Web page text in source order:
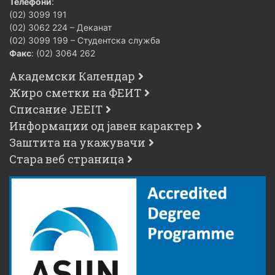
4ФЕИТ05034
Системи за
машински вид
4ФЕИТ05028
системи со
микроконтролери
4ФЕИТ05027
системи со
аналогни и
комбинирани
сигнали
4ФЕИТ05022
Програмирање на
вградливи
системи во ‘C’
Од
микроелектроника
(02) 3099 191
(02) 3062 224 – Деканат
(02) 3099 199 – Студентска служба
Факс: (02) 3064 262
Академски Календар
Жиро сметки на ФЕИТ
Списание JEEIT
Информации од јавен карактер
Заштита на укажувачи
Стара веб страница